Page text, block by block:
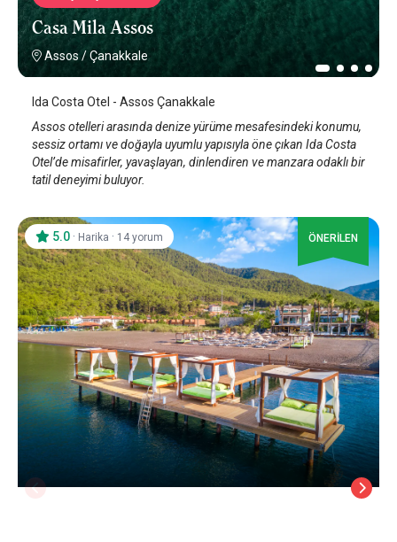
Casa Mila Assos
Assos/Çanakkale
Ida Costa Otel - Assos Çanakkale
Assos otelleri arasında denize yürüme mesafesindeki konumu,
sessiz ortamı ve doğayla uyumlu yapısıyla öne çıkan Ida Costa
Otel’de misafirler, yavaşlayan, dinlendiren ve manzara odaklı bir
tatil deneyimi buluyor.
5.0 · Harika · 14 yorum ÖNERİLEN